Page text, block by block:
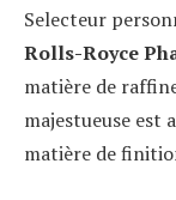
Selecteur
Rolls-Royce
matière de
majestueuse est
matière de